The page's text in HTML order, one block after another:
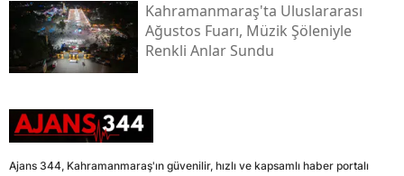
Kahramanmaraş'ta Uluslararası
Ağustos Fuarı, Müzik Şöleniyle
Renkli Anlar Sundu
Ajans 344, Kahramanmaraş'ın güvenilir, hızlı ve kapsamlı haber portalı